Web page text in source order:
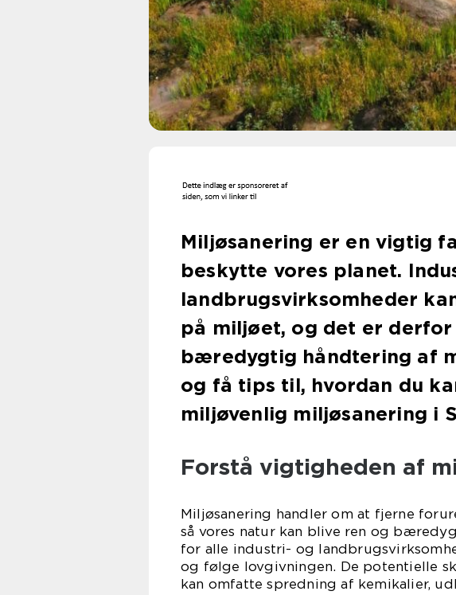
Miljøsanering er en vigtig
beskytte vores planet.
landbrugsvirksomheder
på miljøet, og det er
bæredygtig håndtering af
og få tips til, hvordan du
miljøvenlig miljøsanering i
Forstå vigtigheden af
Miljøsanering handler om at fjerne
så vores natur kan blive ren og
for alle industri- og
og følge lovgivningen. De potentielle
kan omfatte spredning af kemikalier,